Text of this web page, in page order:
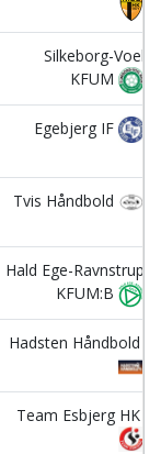
Silkeborg-Voel
KFUM
Egebjerg IF
Tvis Håndbold
Hald Ege-Ravnstrup
KFUM:B
Hadsten Håndbold
Team Esbjerg HK